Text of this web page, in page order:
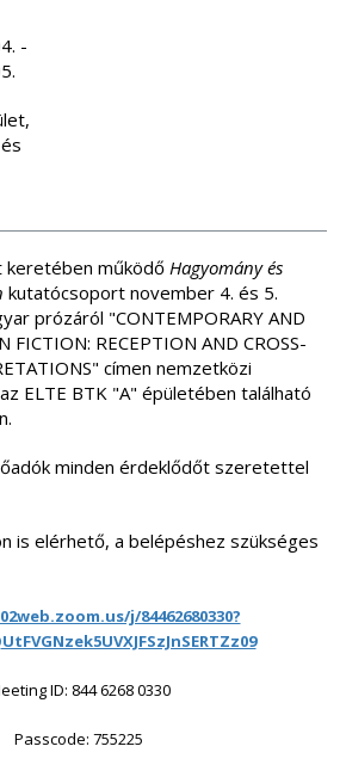
-
keretében működő Hagyomány és
kutatócsoport november 4. és 5.
prózáról "CONTEMPORARY AND
FICTION: RECEPTION AND CROSS-
címen nemzetközi
ELTE BTK "A" épületében található
minden érdeklődőt szeretettel
is elérhető, a belépéshez szükséges
j/84462680330?
ID: 844 6268 0330
Passcode: 755225